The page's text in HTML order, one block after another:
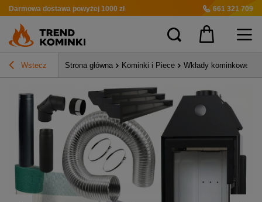
Darmowa dostawa powyżej 1000 zł 661 321 709
Wstecz Strona główna Kominki i Piece Wkłady kominkowe